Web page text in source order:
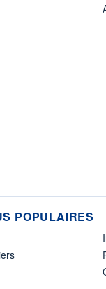
POPULAIRES